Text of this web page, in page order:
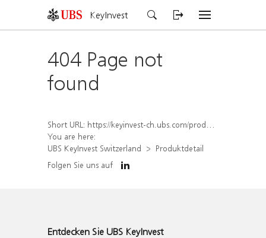
KeyInvest
404 Page not
found
Short URL: https://keyinvest-ch.ubs.com/produkt/detail/index/isin/CH1581625071
You are here:
UBS KeyInvest Switzerland
Produktdetail
Folgen Sie uns auf
Entdecken Sie UBS KeyInvest